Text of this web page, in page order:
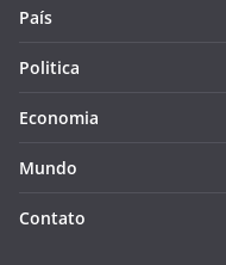
País
Politica
Economia
Mundo
Contato